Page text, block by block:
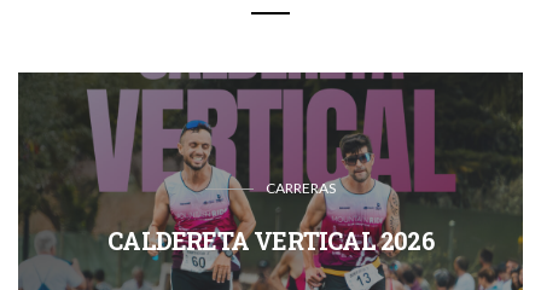
CARRERAS
CALDERETA VERTICAL 2026